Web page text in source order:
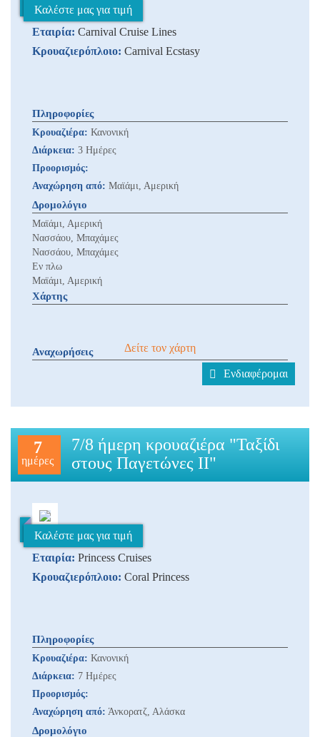
Εταιρία: Carnival Cruise Lines
Κρουαζιερόπλοιο: Carnival Ecstasy
Καλέστε μας για τιμή
Πληροφορίες
Κρουαζιέρα: Κανονική
Διάρκεια: 3 Ημέρες
Προορισμός:
Αναχώρηση από: Μαϊάμι, Αμερική
Δρομολόγιο
Μαϊάμι, Αμερική
Νασσάου, Μπαχάμες
Νασσάου, Μπαχάμες
Εν πλω
Μαϊάμι, Αμερική
Χάρτης
Δείτε τον χάρτη
Αναχωρήσεις
Ενδιαφέρομαι
7
ημέρες
7/8 ήμερη κρουαζιέρα "Ταξίδι
στους Παγετώνες ΙΙ"
Εταιρία: Princess Cruises
Κρουαζιερόπλοιο: Coral Princess
Καλέστε μας για τιμή
Πληροφορίες
Κρουαζιέρα: Κανονική
Διάρκεια: 7 Ημέρες
Προορισμός:
Αναχώρηση από: Άνκορατζ, Αλάσκα
Δρομολόγιο